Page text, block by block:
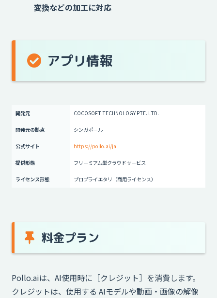
変換などの加工に対応
アプリ情報
開発元 COCOSOFT TECHNOLOGY PTE. LTD.
開発元の拠点 シンガポール
公式サイト https://pollo.ai/ja
提供形態 フリーミアム型クラウドサービス
ライセンス形態 プロプライエタリ（商用ライセンス）
料金プラン
Pollo.aiは、AI使用時に［クレジット］を消費します。
クレジットは、使用する AIモデルや動画・画像の解像